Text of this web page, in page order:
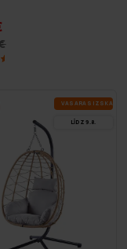
VA­SA­RAS IZ­SKA­ŅA
LĪDZ 9.8.